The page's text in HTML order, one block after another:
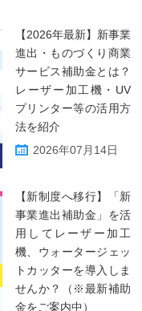
【2026年最新】新事業
進出・ものづくり商業
サービス補助金とは？
レーザー加工機・UV
プリンター等の活用方
法を紹介
2026年07月14日
【新制度へ移行】「新
事業進出補助金」を活
用してレーザー加工
機、ウォータージェッ
トカッターを導入しま
せんか？（※最新補助
金をご案内中）